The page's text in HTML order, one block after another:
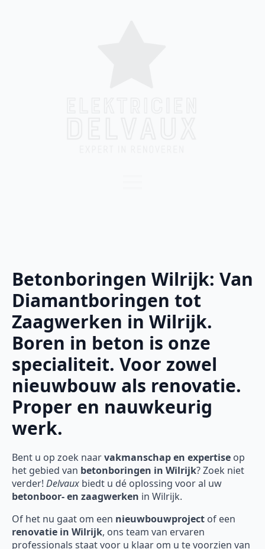
Betonboringen Wilrijk: Van
Diamantboringen tot
Zaagwerken in Wilrijk.
Boren in beton is onze
specialiteit. Voor zowel
nieuwbouw als renovatie.
Proper en nauwkeurig
werk.
Bent u op zoek naarvakmanschap en expertise op
het gebied van betonboringen in Wilrijk? Zoek niet
verder! Delvaux biedt u dé oplossing voor al uw
betonboor- en zaagwerken in Wilrijk.
Of het nu gaat om een nieuwbouwproject of een
renovatie in Wilrijk, ons team van ervaren
professionals staat voor u klaar om u te voorzien van